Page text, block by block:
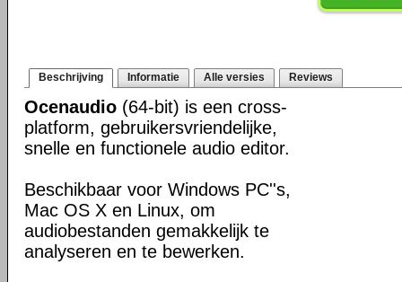
Beschrijving Informatie Alle versies Reviews
Ocenaudio (64-bit) is een cross-
platform, gebruikersvriendelijke,
snelle en functionele audio editor.
Beschikbaar voor Windows PC''s,
Mac OS X en Linux, om
audiobestanden gemakkelijk te
analyseren en te bewerken.